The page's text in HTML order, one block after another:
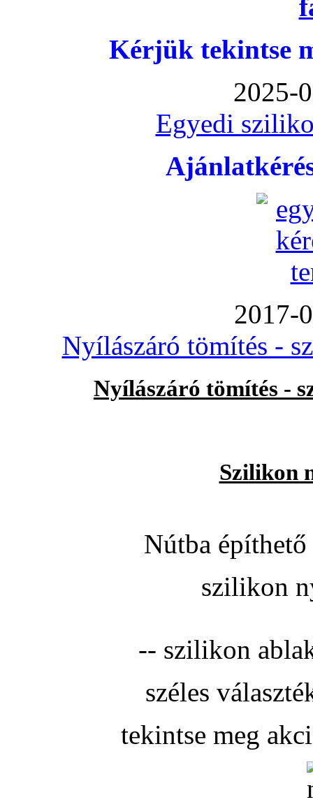
Kérjük tekintse
2025-
Egyedi
2017-
Nyílászáró tömítés -
Nyílászáró tömítés -
Szilikon
Nútba
szilikon
-- szilikon
széles
tekintse meg